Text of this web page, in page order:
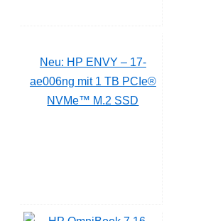
Neu: HP ENVY – 17-
ae006ng mit 1 TB PCIe®
NVMe™ M.2 SSD